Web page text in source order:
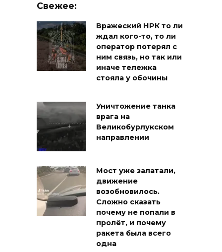
Свежее:
Вражеский НРК то ли
ждал кого-то, то ли
оператор потерял с
ним связь, но так или
иначе тележка
стояла у обочины
Уничтожение танка
врага на
Великобурлукском
направлении
Мост уже залатали,
движение
возобновилось.
Сложно сказать
почему не попали в
пролёт, и почему
ракета была всего
одна